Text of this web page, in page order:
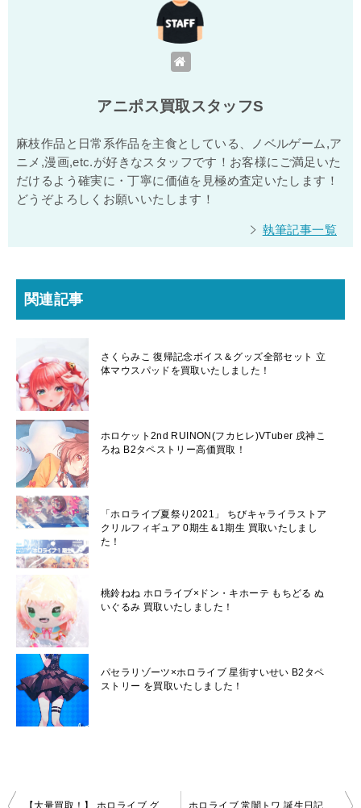
アニポス買取スタッフS
麻枝作品と日常系作品を主食としている、ノベルゲーム,ア
ニメ,漫画,etc.が好きなスタッフです！お客様にご満足いた
だけるよう確実に・丁寧に価値を見極め査定いたします！
どうぞよろしくお願いいたします！
執筆記事一覧
関連記事
さくらみこ 復帰記念ボイス＆グッズ全部セット 立
体マウスパッドを買取いたしました！
ホロケット2nd RUINON(フカヒレ)VTuber 戌神こ
ろね B2タペストリー高価買取！
「ホロライブ夏祭り2021」 ちびキャライラストア
クリルフィギュア 0期生＆1期生 買取いたしまし
た！
桃鈴ねね ホロライブ×ドン・キホーテ もちどる ぬ
いぐるみ 買取いたしました！
パセラリゾーツ×ホロライブ 星街すいせい B2タペ
ストリー を買取いたしました！
投